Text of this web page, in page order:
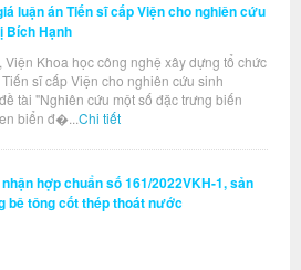
luận án Tiến sĩ cấp Viện cho nghiên cứu
Bích Hạnh
Viện Khoa học công nghệ xây dựng tổ chức
sĩ cấp Viện cho nghiên cứu sinh
tài "Nghiên cứu một số đặc trưng biến
biển đ�... Chi tiết
hợp chuẩn số 161/2022VKH-1, sản
bê tông cốt thép thoát nước